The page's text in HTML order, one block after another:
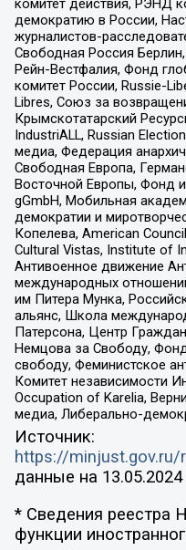
комитет действия, РЭНД
демократию в России,
журналистов-
Свободная Россия
Рейн-Вестфалия, Фонд
комитет России, Russie-
Libres, Союз за
Крымскотатарский
IndustriALL, Russian
медиа, Федерация
Свободная Европа,
Восточной Европы, Фонд
gGmbH, Мобильная
демократии и
Копелева, American
Cultural Vistas, Institute of
Антивоенное движение
международных
им Питера Мунка,
альянс, Школа
Патерсона, Центр
Немцова за Свободу,
свободу, Феминистское
Комитет независимости
Occupation of Karelia,
медиа, Либерально-
Источник:
https://
данные на 13.05.2024
* Сведения
функции